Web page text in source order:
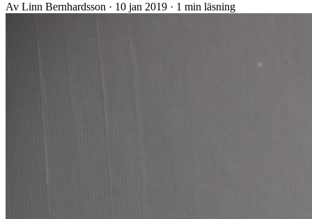
Av Linn Bernhardsson · 10 jan 2019 · 1 min läsning